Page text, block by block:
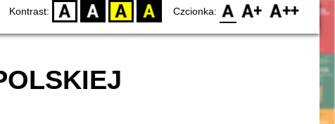
Kontrast: D BW YB BY Czcionka: F0 F1 F2